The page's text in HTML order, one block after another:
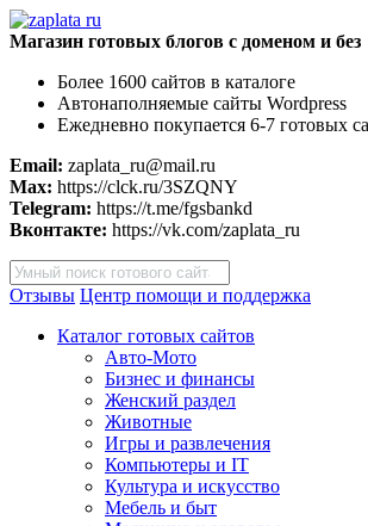
Магазин готовых блогов с доменом и без
Более 1600 сайтов в каталоге
Автонаполняемые сайты Wordpress
Ежедневно покупается 6-7 готовых
Email: zaplata_ru@mail.ru
Max: https://clck.ru/3SZQNY
Telegram: https://t.me/fgsbankd
Вконтакте: https://vk.com/zaplata_ru
Поиск
товаров
Отзывы Центр помощи и поддержка
Каталог готовых сайтов
Авто-Мото
Бизнес и финансы
Женский раздел
Животные
Игры и развлечения
Компьютеры и IT
Культура и искусство
Мебель и быт